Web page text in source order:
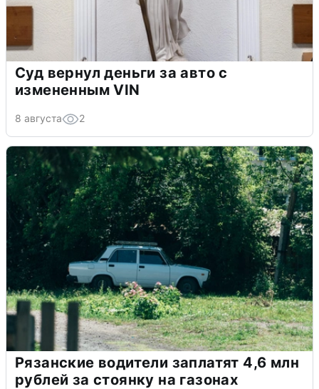
Суд вернул деньги за авто с
измененным VIN
8 августа 2
Рязанские водители заплатят 4,6 млн
рублей за стоянку на газонах